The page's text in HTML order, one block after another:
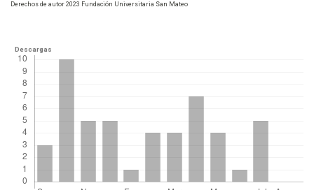
Derechos de autor 2023 Fundación Universitaria San Mateo
Descargas